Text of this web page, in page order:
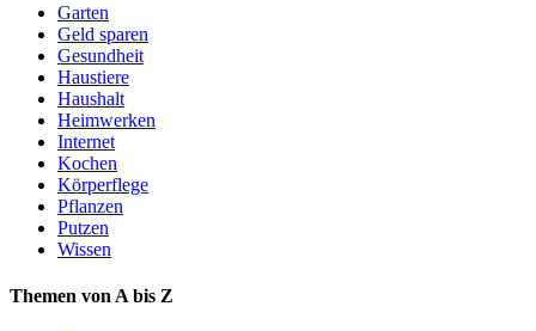
Garten
Geld sparen
Gesundheit
Haustiere
Haushalt
Heimwerken
Internet
Kochen
Körperflege
Pflanzen
Putzen
Wissen
Themen von A bis Z